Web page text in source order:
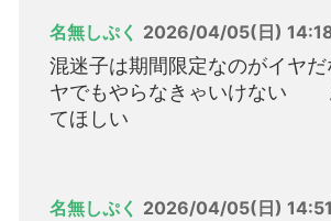
名無しぷく 2026/04/05(日)
混迷子は期間限定なのがイヤ
ヤでもやらなきゃいけない
てほしい
名無しぷく 2026/04/05(日) 14:51